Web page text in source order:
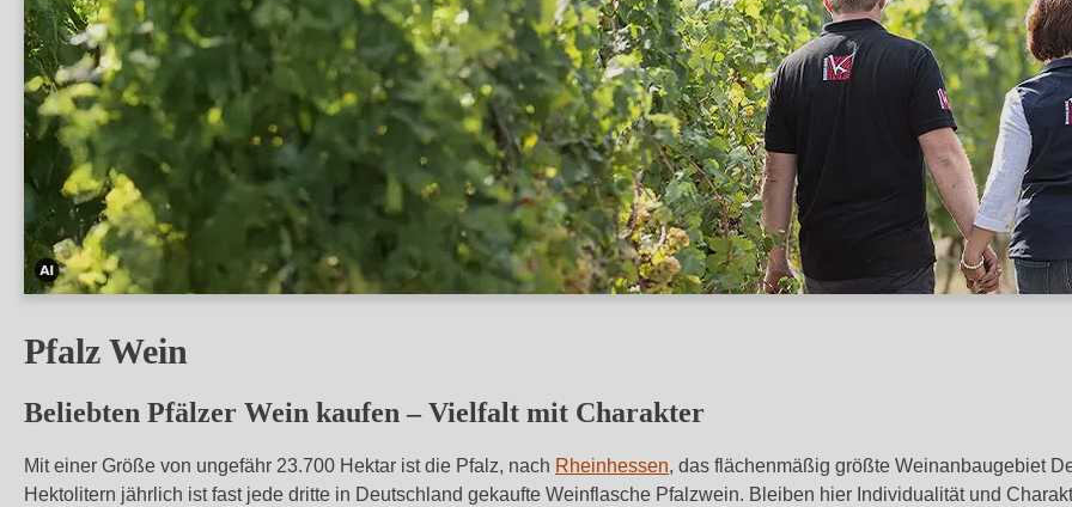
Dieses
wurde
von
verändert.
Pfalz Wein
Beliebten Pfälzer Wein kaufen – Vielfalt mit Charakter
Mit einer Größe von ungefähr 23.700 Hektar ist die Pfalz, nach Rheinhessen, das flächenmäßig größte Weinanbaugebiet
Hektolitern jährlich ist fast jede dritte in Deutschland gekaufte Weinflasche Pfalzwein. Bleiben hier Individualität und
Beschreiben Sie, welchen Wein Sie suchen – ob nach Geschmack, Anlass,
Rebsorte, Region, Winzer oder anderen Kriterien.